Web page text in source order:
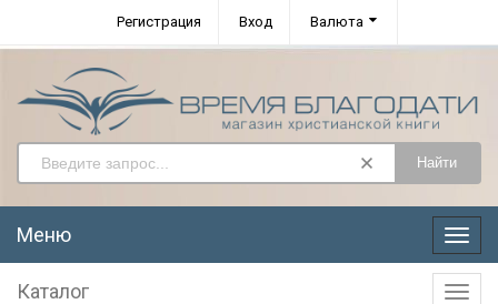
Регистрация Вход Валюта
Найти
Меню
Меню
Каталог